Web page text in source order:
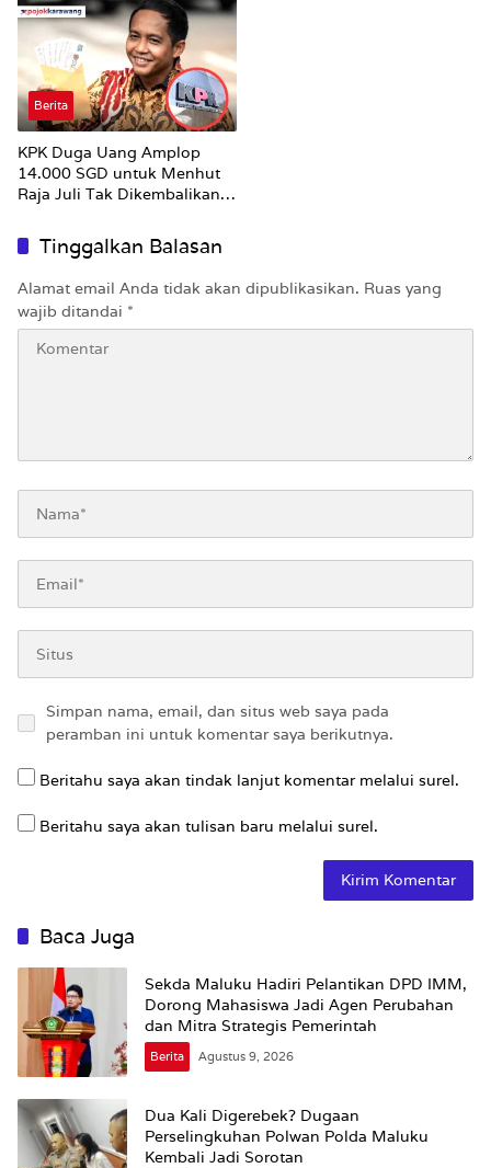
Berita
KPK Duga Uang Amplop
14.000 SGD untuk Menhut
Raja Juli Tak Dikembalikan
Tinggalkan Balasan
Alamat email Anda tidak akan dipublikasikan. Ruas yang
wajib ditandai *
Simpan nama, email, dan situs web saya pada
peramban ini untuk komentar saya berikutnya.
Beritahu saya akan tindak lanjut komentar melalui surel.
Beritahu saya akan tulisan baru melalui surel.
Baca Juga
Sekda Maluku Hadiri Pelantikan DPD IMM,
Dorong Mahasiswa Jadi Agen Perubahan
dan Mitra Strategis Pemerintah
Berita Agustus 9, 2026
Dua Kali Digerebek? Dugaan
Perselingkuhan Polwan Polda Maluku
Kembali Jadi Sorotan